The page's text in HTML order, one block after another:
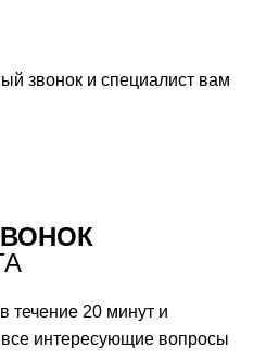
звонок и специалист вам
течение 20 минут и
интересующие вопросы